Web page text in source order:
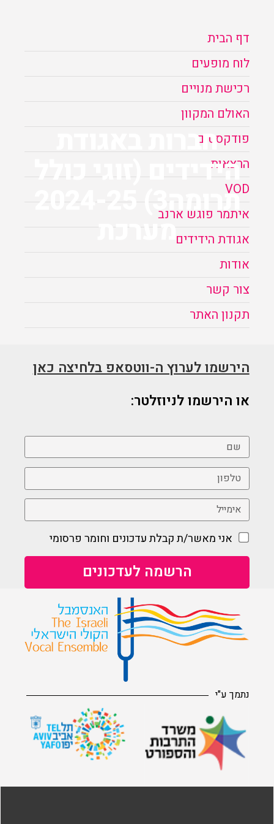
חברות באגודת
הידידים (זוגי כולל
תרומה3) 2024-25
מערכת
דף הבית
לוח מופעים
רכישת מנויים
האולם המקוון
פודקסטים
הרצאות
VOD
איתמר פוגש ארנב
אגודת הידידים
אודות
צור קשר
תקנון האתר
הירשמו לערוץ ה-ווטסאפ בלחיצה כאן
או הירשמו לניוזלטר:
אני מאשר/ת קבלת עדכונים וחומר פרסומי
נתמך ע"י